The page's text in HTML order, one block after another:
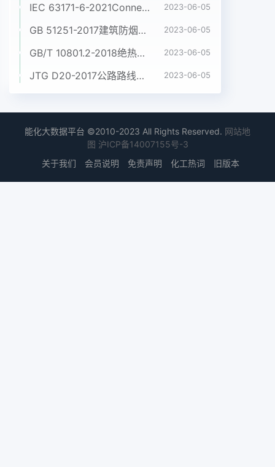
IEC 63171-6-2021Connectors for electrical and electronic equipment - Part 6: Detail specification for 2-way and 4-way (data/power), shielded, free and fixed connectors for power and data transmission with frequencies up to 600 MHz 2023-06-05
GB 51251-2017建筑防烟排烟系统技术标准 2023-06-05
GB/T 10801.2-2018绝热用挤塑聚苯乙烯泡沫塑料(XPS) 2023-06-05
JTG D20-2017公路路线设计规范 2023-06-05
能化大数据平台 ©2010-2023 All Rights Reserved. 网站地
图 沪ICP备14007155号-3
关于我们
会员说明 免责声明 化工热词 旧版本